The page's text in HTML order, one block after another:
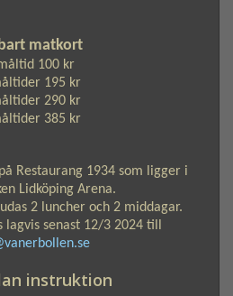
matkort
100 kr
195 kr
290 kr
385 kr
Restaurang 1934 som ligger i
Lidköping Arena.
2 luncher och 2 middagar.
senast 12/3 2024 till
instruktion